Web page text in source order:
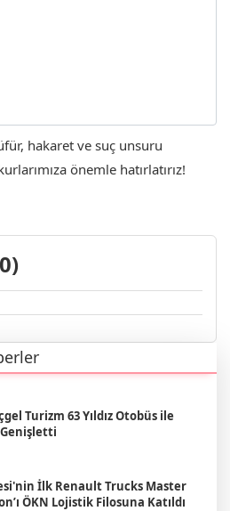
hakaret ve suç unsuru
önemle hatırlatırız!
0)
Turizm 63 Yıldız Otobüs ile
İlk Renault Trucks Master
ÖKN Lojistik Filosuna Katıldı